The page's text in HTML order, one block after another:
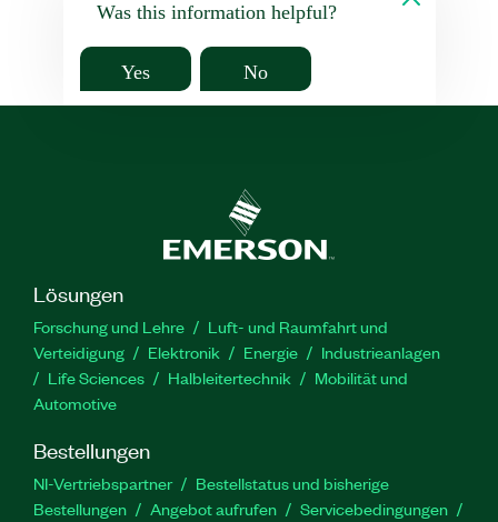
Was this information helpful?
Yes No
Lösungen
Forschung und Lehre
Luft- und Raumfahrt und
Verteidigung
Elektronik Energie
Industrieanlagen
Life Sciences
Halbleitertechnik
Mobilität und
Automotive
Bestellungen
NI-Vertriebspartner
Bestellstatus und bisherige
Bestellungen
Angebot aufrufen
Servicebedingungen